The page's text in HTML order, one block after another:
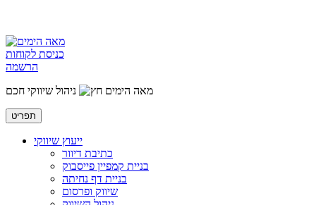
כניסת לקוחות
הרשמה
מאה הימים
ניהול שיווקי חכם
תפריט
ייעוץ שיווקי
כתיבת דיוור
בניית קמפיין פייסבוק
בניית דף נחיתה
שיווק ופרסום